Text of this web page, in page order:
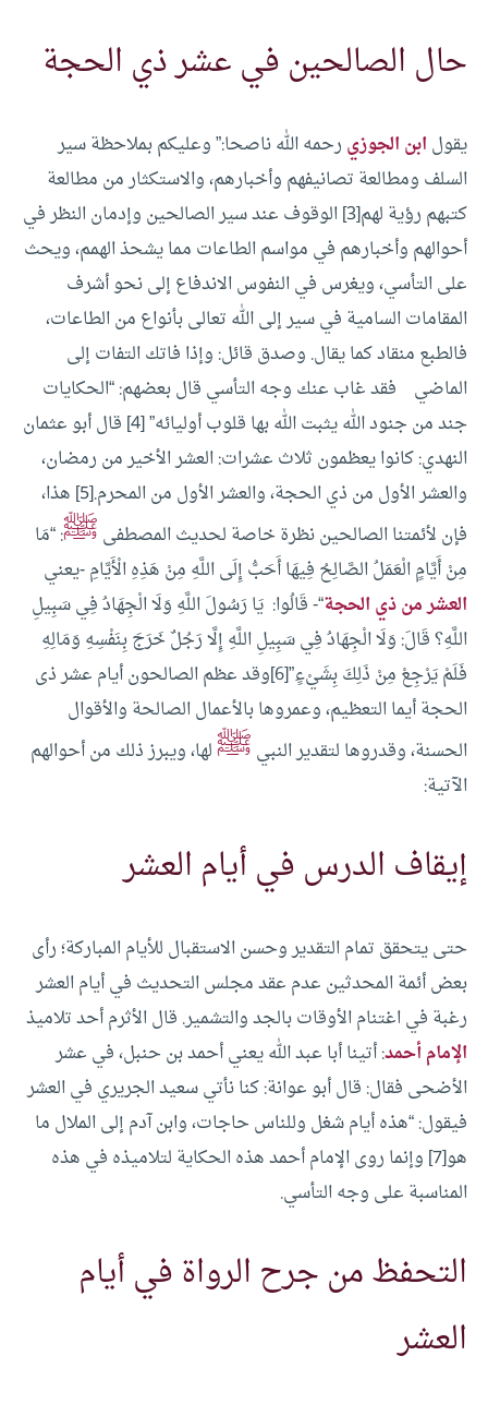
حال الصالحين في عشر ذي الحجة
يقول ابن الجوزي رحمه الله ناصحا:” وعليكم بملاحظة سير
السلف ومطالعة تصانيفهم وأخبارهم، والاستكثار من مطالعة
كتبهم رؤية لهم[3] الوقوف عند سير الصالحين وإدمان النظر في
أحوالهم وأخبارهم في مواسم الطاعات مما يشحذ الهمم، ويحث
على التأسي، ويغرس في النفوس الاندفاع إلى نحو أشرف
المقامات السامية في سير إلى الله تعالى بأنواع من الطاعات،
فالطبع منقاد كما يقال. وصدق قائل: وإذا فاتك التفات إلى
الماضي فقد غاب عنك وجه التأسي قال بعضهم: “الحكايات
جند من جنود الله يثبت الله بها قلوب أوليائه” [4] قال أبو عثمان
النهدي: كانوا يعظمون ثلاث عشرات: العشر الأخير من رمضان،
والعشر الأول من ذي الحجة، والعشر الأول من المحرم.[5] هذا،
فإن لأئمتنا الصالحين نظرة خاصة لحديث المصطفى ﷺ: “مَا
مِنْ أَيَّامٍ الْعَمَلُ الصَّالِحُ فِيهَا أَحَبُّ إِلَى اللَّهِ مِنْ هَذِهِ الْأَيَّامِ -يعني
العشر من ذي الحجة“- قَالُوا: يَا رَسُولَ اللَّهِ وَلَا الْجِهَادُ فِي سَبِيلِ
اللَّهِ؟ قَالَ: وَلَا الْجِهَادُ فِي سَبِيلِ اللَّهِ إِلَّا رَجُلٌ خَرَجَ بِنَفْسِهِ وَمَالِهِ
فَلَمْ يَرْجِعْ مِنْ ذَلِكَ بِشَيْءٍ”[6]وقد عظم الصالحون أيام عشر ذى
الحجة أيما التعظيم، وعمروها بالأعمال الصالحة والأقوال
الحسنة، وقدروها لتقدير النبي ﷺلها، ويبرز ذلك من أحوالهم
الآتية:
إيقاف الدرس في أيام العشر
حتى يتحقق تمام التقدير وحسن الاستقبال للأيام المباركة؛ رأى
بعض أئمة المحدثين عدم عقد مجلس التحديث في أيام العشر
رغبة في اغتنام الأوقات بالجد والتشمير. قال الأثرم أحد تلاميذ
الإمام أحمد: أتينا أبا عبد الله يعني أحمد بن حنبل، في عشر
الأضحى فقال: قال أبو عوانة: كنا نأتي سعيد الجريري في العشر
فيقول: “هذه أيام شغل وللناس حاجات، وابن آدم إلى الملال ما
هو[7] وإنما روى الإمام أحمد هذه الحكاية لتلاميذه في هذه
المناسبة على وجه التأسي.
التحفظ من جرح الرواة في أيام
العشر